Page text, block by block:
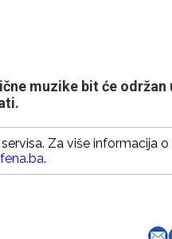
muzike bit će održan
Za više informacija o
.